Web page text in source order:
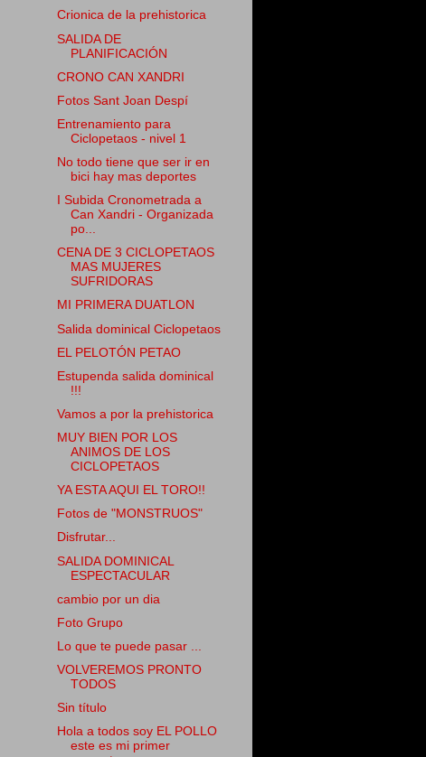
Crionica de la prehistorica
SALIDA DE
PLANIFICACIÓN
CRONO CAN XANDRI
Fotos Sant Joan Despí
Entrenamiento para
Ciclopetaos - nivel 1
No todo tiene que ser ir en
bici hay mas deportes
I Subida Cronometrada a
Can Xandri - Organizada
po...
CENA DE 3 CICLOPETAOS
MAS MUJERES
SUFRIDORAS
MI PRIMERA DUATLON
Salida dominical Ciclopetaos
EL PELOTÓN PETAO
Estupenda salida dominical
!!!
Vamos a por la prehistorica
MUY BIEN POR LOS
ANIMOS DE LOS
CICLOPETAOS
YA ESTA AQUI EL TORO!!
Fotos de "MONSTRUOS"
Disfrutar...
SALIDA DOMINICAL
ESPECTACULAR
cambio por un dia
Foto Grupo
Lo que te puede pasar ...
VOLVEREMOS PRONTO
TODOS
Sin título
Hola a todos soy EL POLLO
este es mi primer